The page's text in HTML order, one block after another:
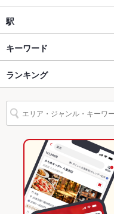
Wi-Fi
バリアフリ
ー
駐車場
なし ：提携駐
グをご利用くだ
その他設備 当店では
あり
食べ放題 なし ：食べ放題
焼酎充実、日本酒
大阪王将 盛岡駅フェザン店
大阪王将 イオンモール盛岡
自家製酵母パン Coccinelle
店外
和風
盛岡 × 居酒屋
盛岡 × 和風
盛岡駅 × 居酒屋
盛岡駅 × 和風
和食全般
盛岡 × 和食
盛岡大通
盛岡大通 × 居酒屋
盛岡大通 × 和風
盛岡大通 × 和食
盛岡大通 × 和食全般
岩手 × 居酒屋
岩手 × 和風
駅
上盛岡駅
仙北町駅
盛岡駅
キーワード
からあげ
デザート
ランキング
岩手のグルメランキング
岩手の居酒屋ランキング
盛岡のグルメランキング
盛岡の居酒屋ランキング
盛岡大通のグルメランキング